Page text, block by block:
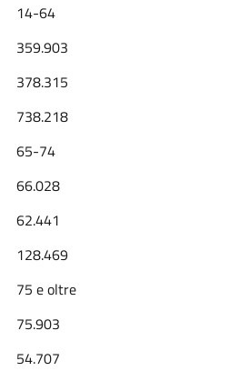
14-64
359.903
378.315
738.218
65-74
66.028
62.441
128.469
75 eoltre
75.903
54.707